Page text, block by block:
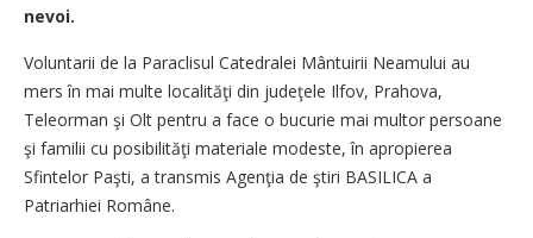
nevoi.
Voluntarii de la Paraclisul Catedralei Mântuirii Neamului au
mers în mai multe localităţi din judeţele Ilfov, Prahova,
Teleorman şi Olt pentru a face o bucurie mai multor persoane
şi familii cu posibilităţi materiale modeste, în apropierea
Sfintelor Paşti, a transmis Agenţia de ştiri BASILICA a
Patriarhiei Române.